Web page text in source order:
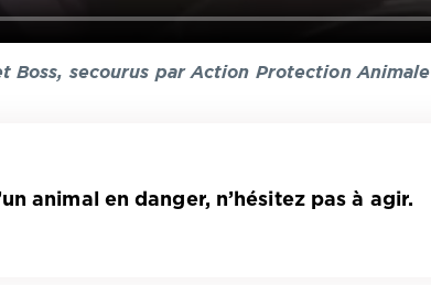
Boss, secourus par Action Protection Animale
animal en danger, n’hésitez pas à agir.